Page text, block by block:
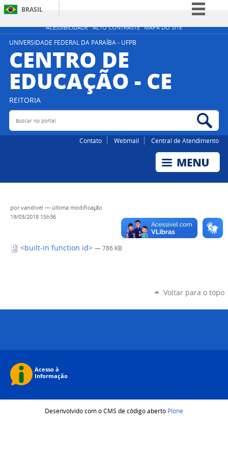
ACESSIBILIDADE ALTO CONTRASTE MAPA DO SITE
BRASIL
Simplifique!
Acesso à informação
Legislação
UNIVERSIDADE FEDERAL DA PARAÍBA - UFPB
CENTRO DE
EDUCAÇÃO - CE
REITORIA
Buscar no portal
Contato Webmail Central de Atendimento
porvandivel — última modificação
19/03/2018 15h36
<built-in function id> — 786 KB
Voltar para o topo
Desenvolvido com o CMS de código aberto Plone